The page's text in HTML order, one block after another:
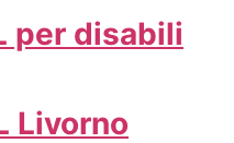
per disabili
Livorno